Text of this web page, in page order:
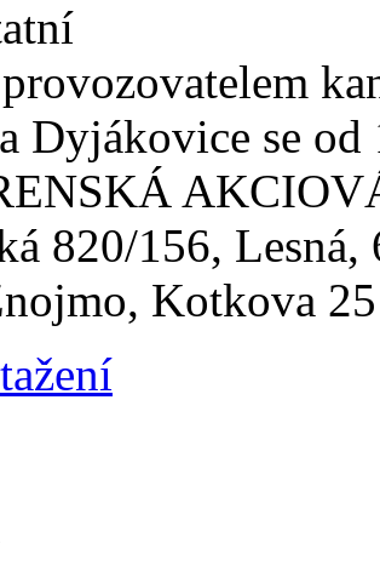
Dyjákovice se od
820/156,
Kotkova